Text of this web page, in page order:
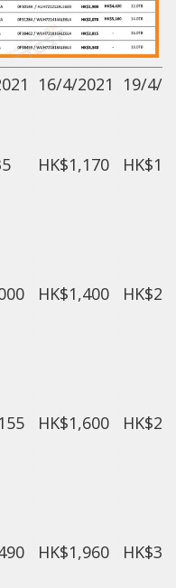
16/4/2021
19/4/
HK$1,170
HK$1,400
HK$1,600
HK$1,960